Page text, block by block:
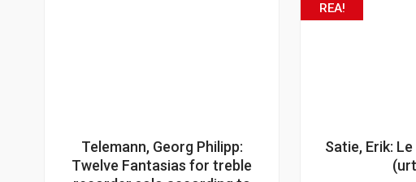
Telemann, Georg Philipp:
Twelve Fantasias for treble
REA!
Satie, Erik: